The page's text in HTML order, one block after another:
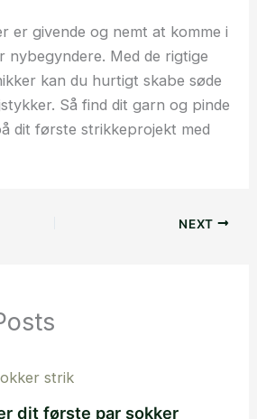
er givende og nemt at komme i
nybegyndere. Med de rigtige
kan du hurtigt skabe søde
Så find dit garn og pinde
dit første strikkeprojekt med
NEXT
dit første par sokker